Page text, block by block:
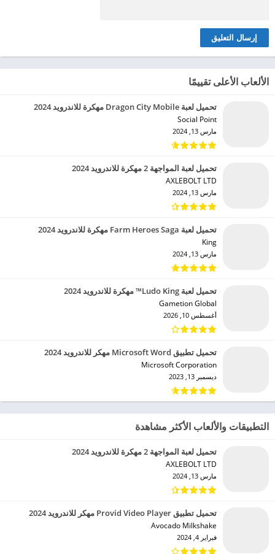
الألعاب الأعلى تقييمًا
تحميل لعبة Dragon City Mobile مهكرة للاندرويد 2024
Social Point‏
مارس 13, 2024
تحميل لعبة المواجهة 2 مهكرة للاندرويد 2024
AXLEBOLT LTD‏
مارس 13, 2024
تحميل لعبة Farm Heroes Saga مهكرة للاندرويد 2024
King‏
مارس 13, 2024
تحميل لعبة Ludo King™ مهكرة للاندرويد 2024
Gametion Global‏
أغسطس 10, 2026
تحميل تطبيق Microsoft Word مهكر للاندرويد 2024
Microsoft Corporation‏
ديسمبر 13, 2023
التطبيقات والألعاب الأكثر مشاهدة
تحميل لعبة المواجهة 2 مهكرة للاندرويد 2024
AXLEBOLT LTD‏
مارس 13, 2024
تحميل تطبيق Provid Video Player مهكر للاندرويد 2024
Avocado Milkshake‏
فبراير 4, 2024